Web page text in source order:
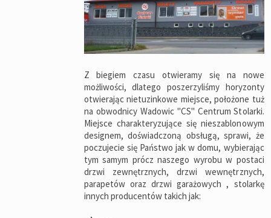
Z biegiem czasu otwieramy się na nowe
możliwości, dlatego poszerzyliśmy horyzonty
otwierając nietuzinkowe miejsce, położone tuż
na obwodnicy Wadowic "CS" Centrum Stolarki.
Miejsce charakteryzujące się nieszablonowym
designem, doświadczoną obsługą, sprawi, że
poczujecie się Państwo jak w domu, wybierając
tym samym prócz naszego wyrobu w postaci
drzwi zewnętrznych, drzwi wewnętrznych,
parapetów oraz drzwi garażowych , stolarkę
innych producentów takich jak: